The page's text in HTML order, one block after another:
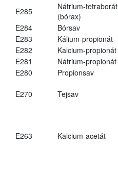
E285
Nátrium-tetraborát
(bórax)
E284
Bórsav
E283
Kálium-propionát
E282
Kalcium-propionát
E281
Nátrium-propionát
E280
Propionsav
E270 Tejsav
E263 Kalcium-acetát